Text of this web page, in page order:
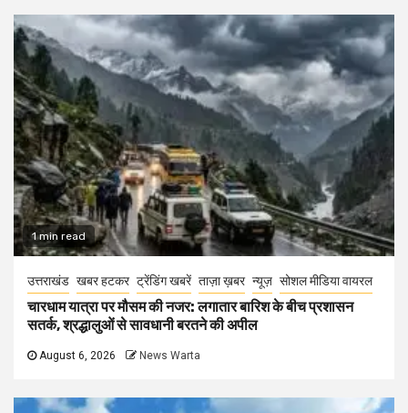
1 min read
उत्तराखंड खबर हटकर ट्रेंडिंग खबरें ताज़ा ख़बर न्यूज़ सोशल मीडिया वायरल
चारधाम यात्रा पर मौसम की नजर: लगातार बारिश के बीच प्रशासन
सतर्क, श्रद्धालुओं से सावधानी बरतने की अपील
August 6, 2026 News Warta